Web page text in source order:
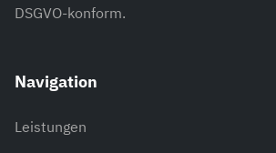
DSGVO-konform.
Navigation
Leistungen